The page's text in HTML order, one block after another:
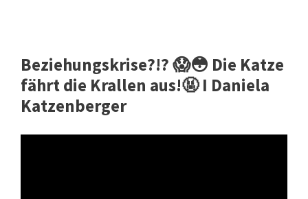
Beziehungskrise?!? 😱😳 Die Katze
fährt die Krallen aus!🤬 I Daniela
Katzenberger